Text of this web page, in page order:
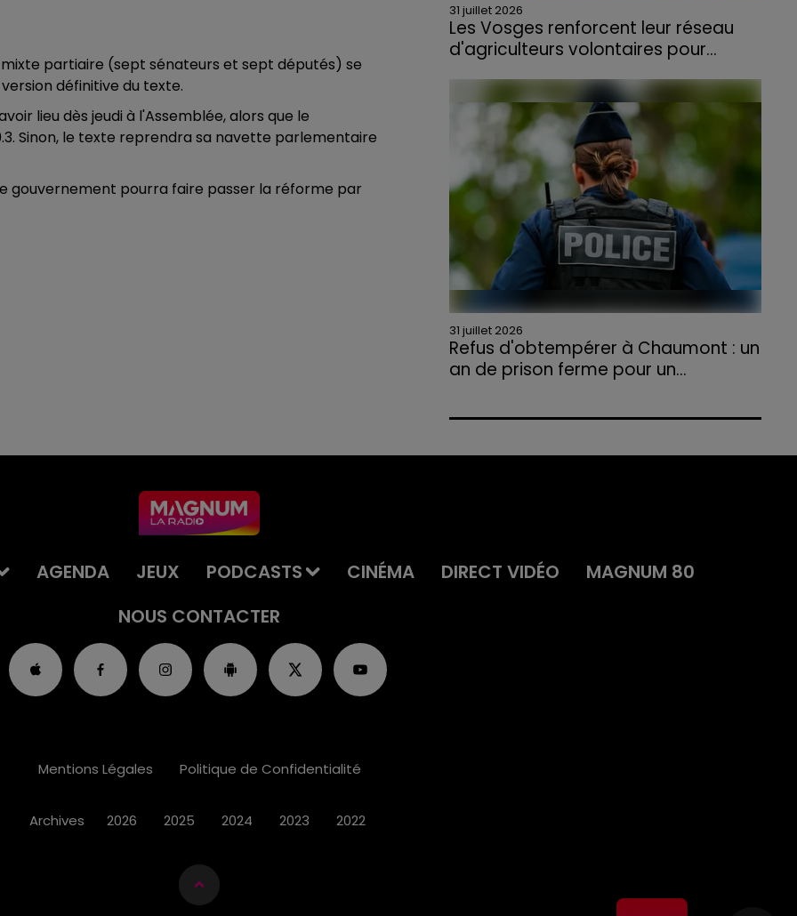
partiaire (sept sénateurs et sept députés) se
définitive du texte.
lieu dès jeudi à l'Assemblée, alors que le
Sinon, le texte reprendra sa navette parlementaire
gouvernement pourra faire passer la réforme par
31 juillet 2026
Les Vosges renforcent leur réseau
d'agriculteurs volontaires pour...
départs de feu, la Chambre d'agriculture
des Vosges a lancé un appel aux
agriculteurs volontaires pour venir en aide...
31 juillet 2026
Refus d'obtempérer à Chaumont : un
an de prison ferme pour un...
l'annulation de son permis et la confiscation
AGENDA JEUX PODCASTS CINÉMA DIRECT VIDÉO
MAGNUM 80
NOUS CONTACTER
Mentions Légales Politique de Confidentialité
Archives 2026 2025 2024 2023 2022